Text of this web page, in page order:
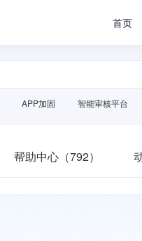
首页
APP加固 智能审核平台
帮助中心（792）